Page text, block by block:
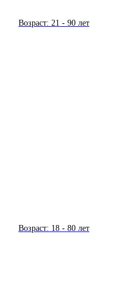
Возраст: 21 - 90 лет
Возраст: 18 - 80 лет